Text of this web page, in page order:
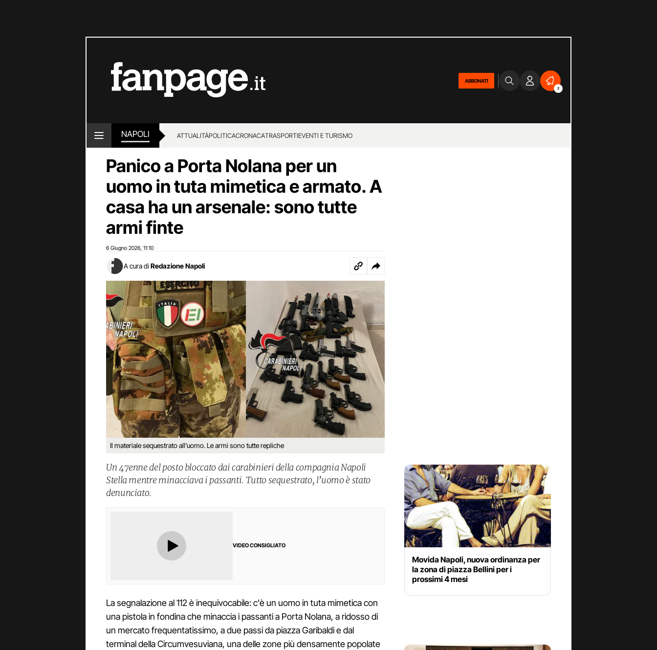
ABBONATI
2
NAPOLI ATTUALITÀPOLITICACRONACATRASPORTIEVENTI E TURISMO
Panico a Porta Nolana per un
uomo in tuta mimetica e armato. A
casa ha un arsenale: sono tutte
armi finte
6 Giugno 2026 11:10
A cura di Redazione Napoli
Il materiale sequestrato all'uomo. Le armi sono tutte repliche
Un 47enne del posto bloccato dai carabinieri della compagnia Napoli
Stella mentre minacciava i passanti. Tutto sequestrato, l’uomo è stato
denunciato.
VIDEO CONSIGLIATO
La segnalazione al 112 è inequivocabile: c'è un uomo in tuta mimetica con
una pistola in fondina che minaccia i passanti a Porta Nolana, a ridosso di
un mercato frequentatissimo, a due passi da piazza Garibaldi e dal
terminal della Circumvesuviana, una delle zone più densamente popolate
Movida Napoli, nuova ordinanza per
la zona di piazza Bellini per i
prossimi 4 mesi